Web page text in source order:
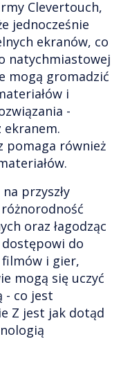
Clevertouch,
jednocześnie
ekranów, co
natychmiastowej
mogą gromadzić
i
-
pomaga również
przyszły
oraz łagodząc
dostępowi do
filmów i gier,
mogą się uczyć
- co jest
Z jest jak dotąd